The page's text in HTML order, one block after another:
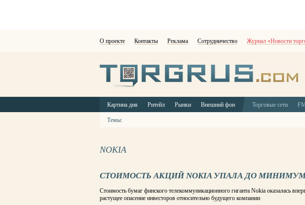
О проекте Контакты Реклама Сотрудничество Журнал «Новости
Картина дня Ритейл Рынки Внешний фон Торговые сети
Темы:
NOKIA
СТОИМОСТЬ АКЦИЙ NOKIA УПАЛА ДО
Стоимость бумаг финского телекоммуникационного гиганта Nokia оказалась
растущее опасение инвесторов относительно будущего компании